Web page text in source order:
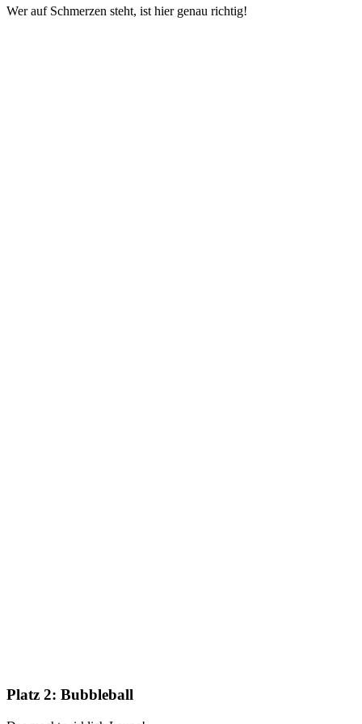
Wer auf Schmerzen steht, ist hier genau richtig!
Platz 2: Bubbleball